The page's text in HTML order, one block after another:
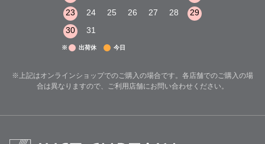
23
24 25 26 27 28
29
30
31
※ 出荷休 今日
※上記はオンラインショップでのご購入の場合です。各店舗でのご購入の場
合は異なりますので、ご利用店舗にお問い合わせください。